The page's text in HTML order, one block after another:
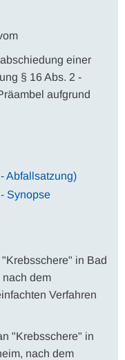
einer
§ 16 Abs. 2 -
aufgrund
Abfallsatzung)
Synopse
in Bad
dem
Verfahren
"Krebsschere" in
nach dem